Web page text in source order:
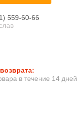
559-60-66
в течение 14 дней